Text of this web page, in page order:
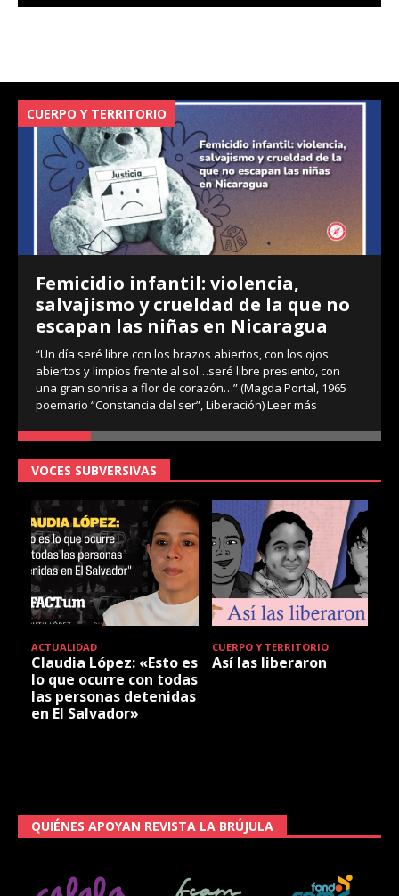
CUERPO Y TERRITORIO
Femicidio infantil: violencia,
salvajismo y crueldad de la que no
escapan las niñas en Nicaragua
“Un día seré libre con los brazos abiertos, con los ojos
abiertos y limpios frente al sol…seré libre presiento, con
una gran sonrisa a flor de corazón…” (Magda Portal, 1965
poemario “Constancia del ser”, Liberación)Leer más
VOCES SUBVERSIVAS
ACTUALIDAD
Claudia López: «Esto es
lo que ocurre con todas
las personas detenidas
en El Salvador»
CUERPO Y TERRITORIO
Así las liberaron
QUIÉNES APOYAN REVISTA LA BRÚJULA